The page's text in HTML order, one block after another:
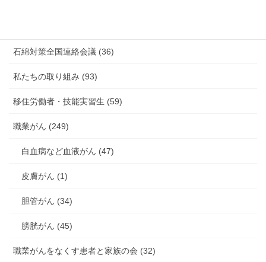
石綿対策全国連絡会議 (36)
私たちの取り組み (93)
移住労働者・技能実習生 (59)
職業がん (249)
白血病など血液がん (47)
皮膚がん (1)
胆管がん (34)
膀胱がん (45)
職業がんをなくす患者と家族の会 (32)